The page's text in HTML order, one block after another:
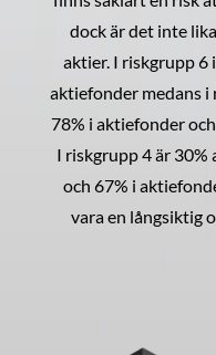
dock är det inte
aktier. I riskgrupp 6
aktiefonder medans i
78% i aktiefonder
I riskgrupp 4 är
och 67% i
vara en långsiktig